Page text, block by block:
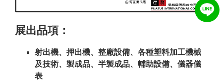
展出品項：
射出機、押出機、整廠設備、 各種塑料加工機械
及技術、 製成品、半製成品、 輔助設備、儀器儀
表